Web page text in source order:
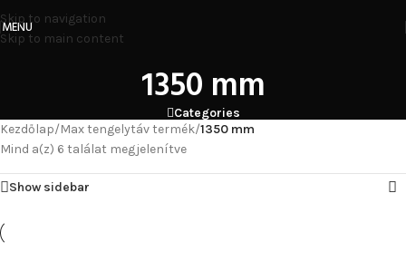
Skip to navigation
Skip to main content
MENU
1350 mm
Categories
Kezdőlap/Max tengelytáv termék/1350 mm
Mind a(z) 6 találat megjelenítve
Show sidebar